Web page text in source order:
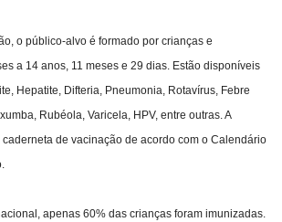
o público-alvo é formado por crianças e
a 14 anos, 11 meses e 29 dias. Estão disponíveis
Hepatite, Difteria, Pneumonia, Rotavírus, Febre
Rubéola, Varicela, HPV, entre outras. A
de vacinação de acordo com o Calendário
apenas 60% das crianças foram imunizadas.